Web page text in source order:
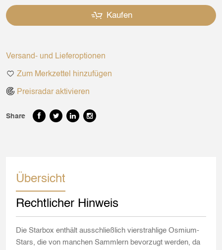
Kaufen
Versand- und Lieferoptionen
Zum Merkzettel hinzufügen
Preisradar aktivieren
Share
Übersicht
Rechtlicher Hinweis
Die Starbox enthält ausschließlich vierstrahlige Osmium-
Stars, die von manchen Sammlern bevorzugt werden, da